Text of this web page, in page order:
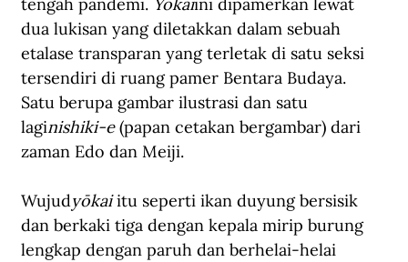
tengah pandemi. Yōkaiini dipamerkan lewat
dua lukisan yang diletakkan dalam sebuah
etalase transparan yang terletak di satu seksi
tersendiri di ruang pamer Bentara Budaya.
Satu berupa gambar ilustrasi dan satu
laginishiki-e (papan cetakan bergambar) dari
zaman Edo dan Meiji.
Wujudyōkai itu seperti ikan duyung bersisik
dan berkaki tiga dengan kepala mirip burung
lengkap dengan paruh dan berhelai-helai